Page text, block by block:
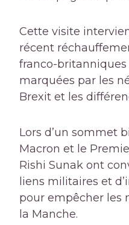
Cette visite
récent
franco-britanniques
marquées par les
Brexit et les
Lors d’un sommet
Macron et le
Rishi Sunak ont
liens militaires et
pour empêcher les
la Manche.